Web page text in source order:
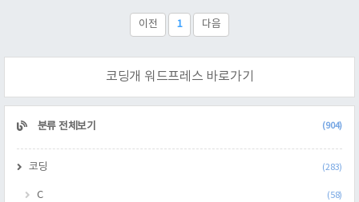
간단합니다. / 요청이 들어왔을 때, 3951번 포스트의 content를 b로 업
이전 1 다음
코딩개 워드프레스 바로가기
CATEGORY
분류 전체보기 (904)
코딩 (283)
C (58)